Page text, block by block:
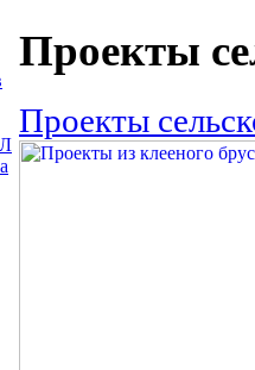
Проекты
Проекты